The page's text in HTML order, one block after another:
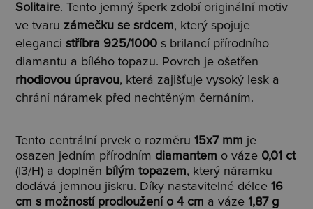
Solitaire. Tento jemný šperk zdobí originální motiv
ve tvaru zámečku se srdcem, který spojuje
elegancistříbra 925/1000 s brilancí přírodního
diamantu a bílého topazu. Povrch je ošetřen
rhodiovou úpravou, která zajišťuje vysoký lesk a
chrání náramek před nechtěným černáním.
Tento centrální prvek o rozměru15x7 mm je
osazen jedním přírodním diamantem o váze 0,01 ct
(I3/H) a doplněn bílým topazem, který náramku
dodává jemnou jiskru. Díky nastavitelné délce16
cm s možností prodloužení o 4 cm a váze1,87 g